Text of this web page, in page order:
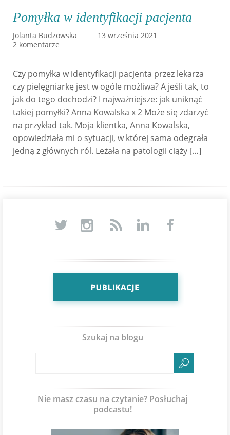
Pomyłka w identyfikacji pacjenta
Jolanta Budzowska
13 września 2021
2 komentarze
Czy pomyłka w identyfikacji pacjenta przez lekarza
czy pielęgniarkę jest w ogóle możliwa? A jeśli tak, to
jak do tego dochodzi? I najważniejsze: jak uniknąć
takiej pomyłki? Anna Kowalska x 2 Może się zdarzyć
na przykład tak. Moja klientka, Anna Kowalska,
opowiedziała mi o sytuacji, w której sama odegrała
jedną z głównych ról. Leżała na patologii ciąży […]
Szukaj na blogu
Nie masz czasu na czytanie? Posłuchaj
podcastu!